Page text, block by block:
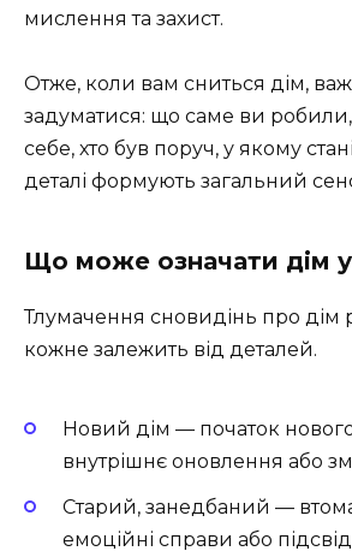
мислення та захист.
Отже, коли вам сниться дім,
задуматися: що саме ви
себе, хто був поруч, у якому
деталі формують загальний
Що може означати дім у
Тлумачення сновидінь про дім
кожне залежить від деталей.
Новий дім — початок
внутрішнє оновлення або
Старий, занедбаний —
емоційні справи або